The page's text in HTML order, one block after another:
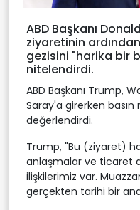
ABD Başkanı
ziyaretinin
gezisini "harika bir
nitelendirdi.
ABD Başkanı Trump,
Saray'a girerken basın
değerlendirdi.
Trump, "Bu (ziyaret)
anlaşmalar ve ticaret
ilişkilerimiz var.
gerçekten tarihi bir